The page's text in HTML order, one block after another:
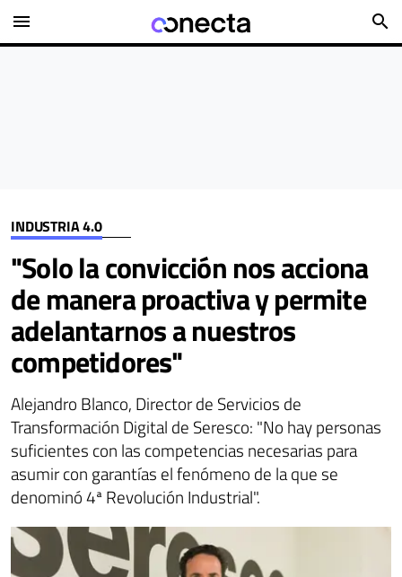
menu search
INDUSTRIA 4.0
"Solo la convicción nos acciona
de manera proactiva y permite
adelantarnos a nuestros
competidores"
Alejandro Blanco, Director de Servicios de
Transformación Digital de Seresco: "No hay personas
suficientes con las competencias necesarias para
asumir con garantías el fenómeno de la que se
denominó 4ª Revolución Industrial".